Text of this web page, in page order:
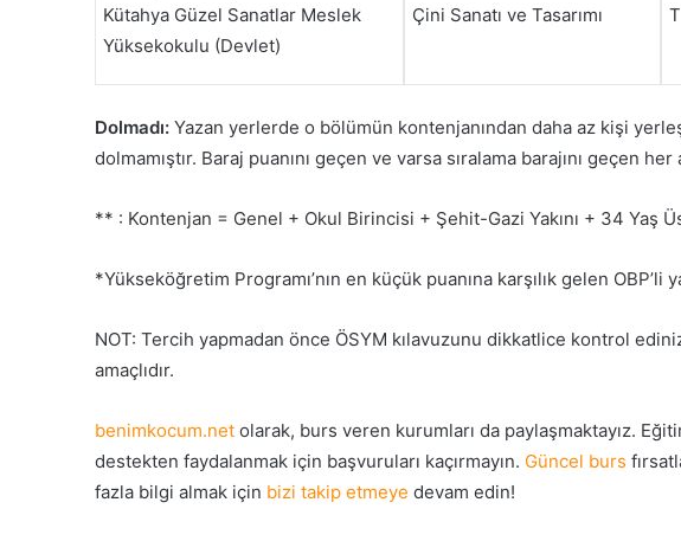
Kütahya Güzel Sanatlar Meslek
Yüksekokulu (Devlet)
Çini Sanatı ve Tasarımı
Dolmadı:Yazan yerlerde o bölümün kontenjanından daha az kişi
dolmamıştır. Baraj puanını geçen ve varsa sıralama barajını geçen
** : Kontenjan = Genel + Okul Birincisi + Şehit-Gazi Yakını + 34 Yaş
*Yükseköğretim Programı’nın en küçük puanına karşılık gelen OBP’li
NOT: Tercih yapmadan önce ÖSYM kılavuzunu dikkatlice kontrol
amaçlıdır.
benimkocum.netolarak, burs veren kurumları da paylaşmaktayız.
destekten faydalanmak için başvuruları kaçırmayın. Güncel burs
fazla bilgi almak için bizi takip etmeye devam edin!